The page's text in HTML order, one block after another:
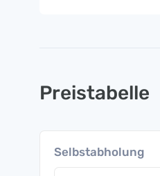
Preistabelle
Selbstabholung